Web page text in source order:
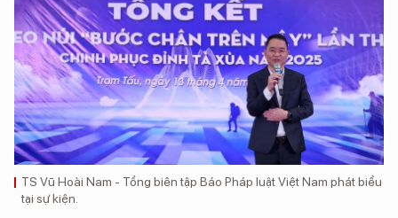
TS Vũ Hoài Nam - Tổng biên tập Báo Pháp luật Việt Nam phát biểu
tại sự kiện.